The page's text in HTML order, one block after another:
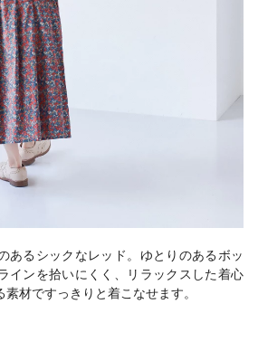
あるシックなレッド。ゆとりのあるボッ
インを拾いにくく、リラックスした着心
材ですっきりと着こなせます。